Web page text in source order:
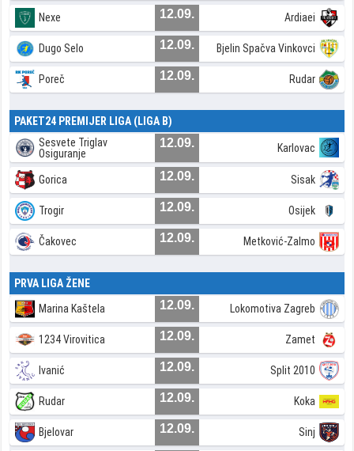
Nexe 12.09. Ardiaei
Dugo Selo 12.09. Bjelin Spačva Vinkovci
Poreč 12.09. Rudar
PAKET24 PREMIJER LIGA (LIGA B)
Sesvete Triglav
Osiguranje
12.09. Karlovac
Gorica 12.09. Sisak
Trogir 12.09. Osijek
Čakovec 12.09. Metković-Zalmo
PRVA LIGA ŽENE
Marina Kaštela 12.09. Lokomotiva Zagreb
1234 Virovitica 12.09. Zamet
Ivanić 12.09. Split 2010
Rudar 12.09. Koka
Bjelovar 12.09. Sinj